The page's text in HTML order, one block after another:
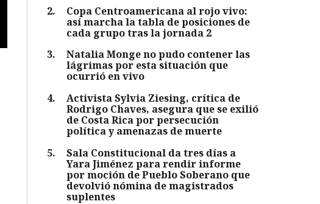
2.
Copa Centroamericana al rojo vivo:
así marcha la tabla de posiciones de
cada grupo tras la jornada 2
3.
Natalia Monge no pudo contener las
lágrimas por esta situación que
ocurrió en vivo
4.
Activista Sylvia Ziesing, crítica de
Rodrigo Chaves, asegura que se exilió
de Costa Rica por persecución
política y amenazas de muerte
5.
Sala Constitucional da tres días a
Yara Jiménez para rendir informe
por moción de Pueblo Soberano que
devolvió nómina de magistrados
suplentes